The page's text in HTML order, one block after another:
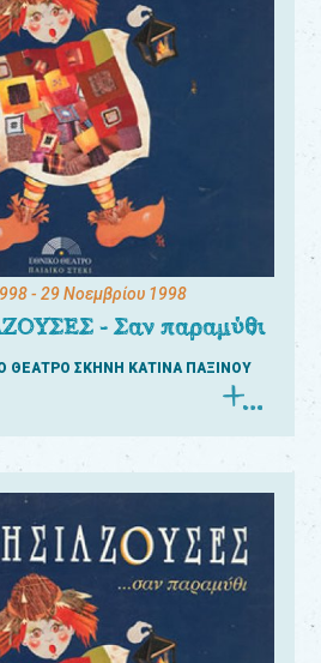
- 29 Νοεμβρίου 1998
- Σαν παραμύθι
ΘΕΑΤΡΟ ΣΚΗΝΗ ΚΑΤΙΝΑ ΠΑΞΙΝΟΥ